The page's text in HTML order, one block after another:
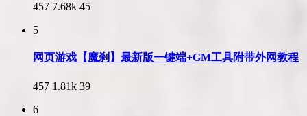
457 7.68k 45
5
网页游戏【魔刹】最新版一键端+GM工具附带外网教程
457 1.81k 39
6